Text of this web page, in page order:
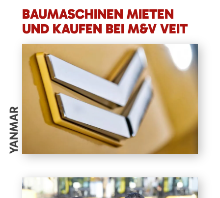
BAUMASCHINEN MIETEN
UND KAUFEN BEI M&V VEIT
YANMAR